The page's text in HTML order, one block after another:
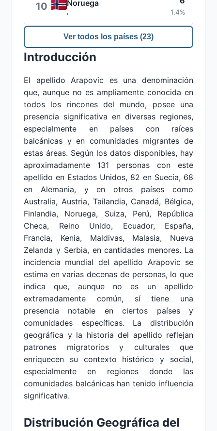
10 Noruega
1.4%
Ver todos los países (23)
Introducción
El apellido Arapovic es una denominación
que, aunque no es ampliamente conocida en
todos los rincones del mundo, posee una
presencia significativa en diversas regiones,
especialmente en países con raíces
balcánicas y en comunidades migrantes de
estas áreas. Según los datos disponibles, hay
aproximadamente 131 personas con este
apellido en Estados Unidos, 82 en Suecia, 68
en Alemania, y en otros países como
Australia, Austria, Tailandia, Canadá, Bélgica,
Finlandia, Noruega, Suiza, Perú, República
Checa, Reino Unido, Ecuador, España,
Francia, Kenia, Maldivas, Malasia, Nueva
Zelanda y Serbia, en cantidades menores. La
incidencia mundial del apellido Arapovic se
estima en varias decenas de personas, lo que
indica que, aunque no es un apellido
extremadamente común, sí tiene una
presencia notable en ciertos países y
comunidades específicas. La distribución
geográfica y la historia del apellido reflejan
patrones migratorios y culturales que
enriquecen su contexto histórico y social,
especialmente en regiones donde las
comunidades balcánicas han tenido influencia
significativa.
Distribución Geográfica del